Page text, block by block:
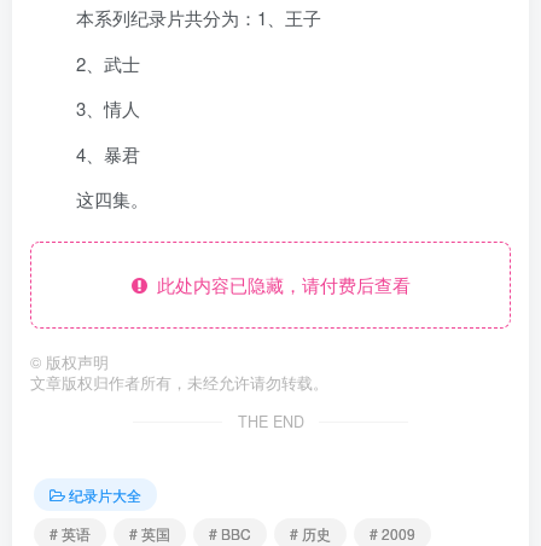
本系列纪录片共分为：1、王子
2、武士
3、情人
4、暴君
这四集。
此处内容已隐藏，请付费后查看
© 版权声明
文章版权归作者所有，未经允许请勿转载。
THE END
纪录片大全
# 英语
# 英国 # BBC # 历史 # 2009